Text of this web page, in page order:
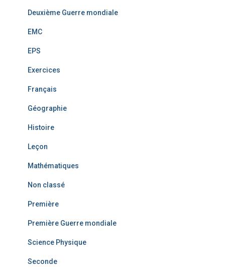
Deuxième Guerre mondiale
EMC
EPS
Exercices
Français
Géographie
Histoire
Leçon
Mathématiques
Non classé
Première
Première Guerre mondiale
Science Physique
Seconde